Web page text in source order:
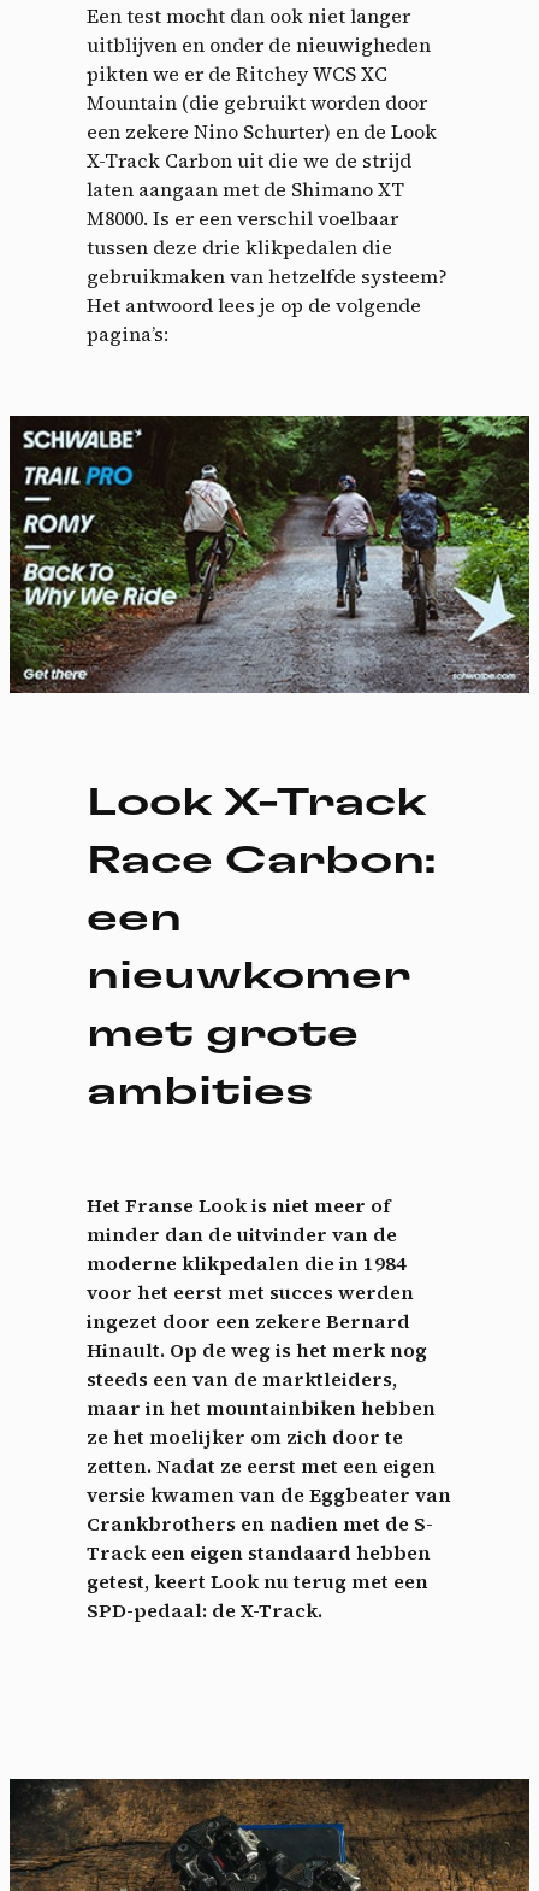
Een test mocht dan ook niet langer
uitblijven en onder de nieuwigheden
pikten we er de Ritchey WCS XC
Mountain (die gebruikt worden door
een zekere Nino Schurter) en de Look
X-Track Carbon uit die we de strijd
laten aangaan met de Shimano XT
M8000. Is er een verschil voelbaar
tussen deze drie klikpedalen die
gebruikmaken van hetzelfde systeem?
Het antwoord lees je op de volgende
pagina’s:
Look X-Track
Race Carbon:
een
nieuwkomer
met grote
ambities
Het Franse Look is niet meer of
minder dan de uitvinder van de
moderne klikpedalen die in 1984
voor het eerst met succes werden
ingezet door een zekere Bernard
Hinault. Op de weg is het merk nog
steeds een van de marktleiders,
maar in het mountainbiken hebben
ze het moelijker om zich door te
zetten. Nadat ze eerst met een eigen
versie kwamen van de Eggbeater van
Crankbrothers en nadien met de S-
Track een eigen standaard hebben
getest, keert Look nu terug met een
SPD-pedaal: de X-Track.